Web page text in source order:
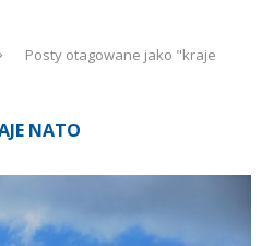
Posty otagowane jako "kraje
NATO